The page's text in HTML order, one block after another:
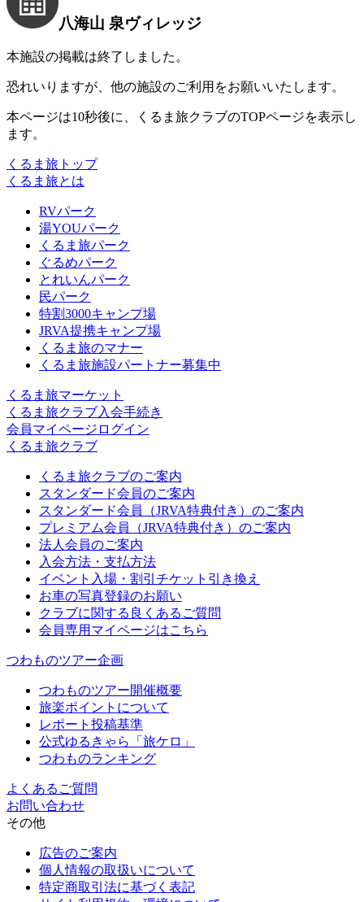
八海山 泉ヴィレッジ
本施設の掲載は終了しました。
恐れいりますが、他の施設のご利用をお願いいたします。
本ページは10秒後に、くるま旅クラブのTOPページを表示し
ます。
くるま旅トップ
くるま旅とは
RVパーク
湯YOUパーク
くるま旅パーク
ぐるめパーク
とれいんパーク
民パーク
特割3000キャンプ場
JRVA提携キャンプ場
くるま旅のマナー
くるま旅施設パートナー募集中
くるま旅マーケット
くるま旅クラブ入会手続き
会員マイページログイン
くるま旅クラブ
くるま旅クラブのご案内
スタンダード会員のご案内
スタンダード会員（JRVA特典付き）のご案内
プレミアム会員（JRVA特典付き）のご案内
法人会員のご案内
入会方法・支払方法
イベント入場・割引チケット引き換え
お車の写真登録のお願い
クラブに関する良くあるご質問
会員専用マイページはこちら
つわものツアー企画
つわものツアー開催概要
旅楽ポイントについて
レポート投稿基準
公式ゆるきゃら「旅ケロ」
つわものランキング
よくあるご質問
お問い合わせ
その他
広告のご案内
個人情報の取扱いについて
特定商取引法に基づく表記